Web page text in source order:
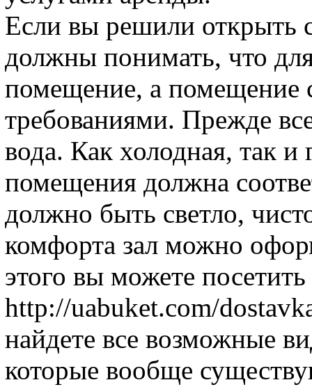
Если вы решили открыть
должны понимать, что
помещение, а помещение
требованиями. Прежде
вода. Как холодная, так и
помещения должна
должно быть светло,
комфорта зал можно
этого вы можете посетить
http://uabuket.com/
найдете все возможные
которые вообще